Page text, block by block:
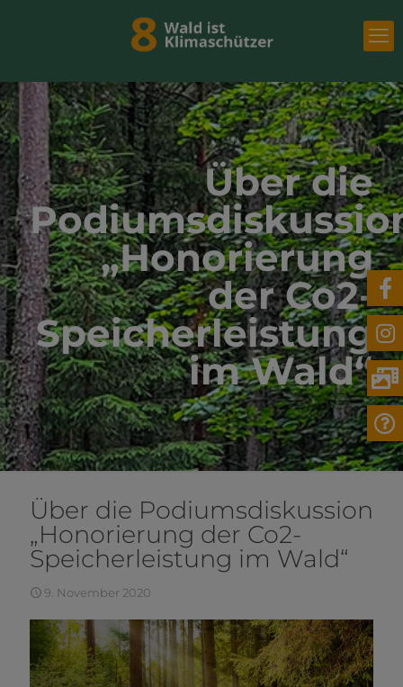
Über die
„Honorierung
der Co2-
Speicherleistung
im Wald“
Über die Podiumsdiskussion
„Honorierung der Co2-
Speicherleistung im Wald“
9. November 2020